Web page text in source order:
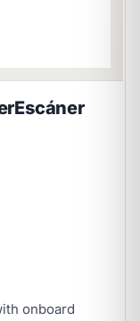
Escáner
onboard